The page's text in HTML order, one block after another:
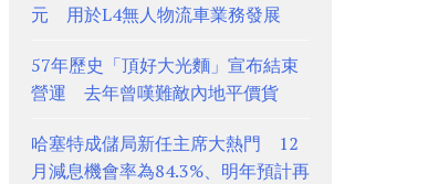
元 用於L4無人物流車業務發展
57年歷史「頂好大光麵」宣布結束
營運 去年曾嘆難敵內地平價貨
哈塞特成儲局新任主席大熱門 12
月減息機會率為84.3%、明年預計再